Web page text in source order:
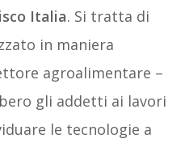
Italia. Si tratta di
in maniera
agroalimentare –
gli addetti ai lavori
le tecnologie a